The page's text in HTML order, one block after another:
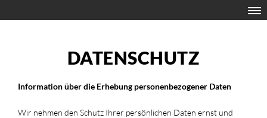
DATENSCHUTZ
Information über die Erhebung personenbezogener Daten
Wir nehmen den Schutz Ihrer persönlichen Daten ernst und